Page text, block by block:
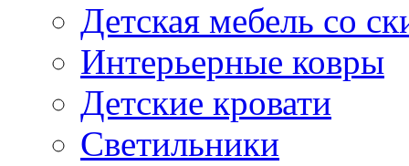
Детская мебель со
Интерьерные ковры
Детские кровати
Светильники